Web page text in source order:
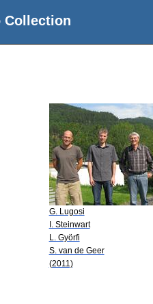
Collection
G. Lugosi
I. Steinwart
L. Györfi
S. van de Geer
(2011)